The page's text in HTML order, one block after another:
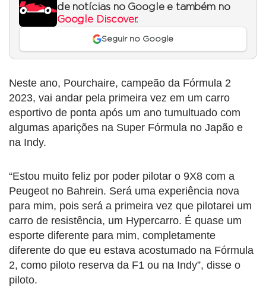
de notícias no Google e também no
Google Discover.
Seguir no Google
Neste ano, Pourchaire, campeão da Fórmula 2
2023, vai andar pela primeira vez em um carro
esportivo de ponta após um ano tumultuado com
algumas aparições na Super Fórmula no Japão e
na Indy.
“Estou muito feliz por poder pilotar o 9X8 com a
Peugeot no Bahrein. Será uma experiência nova
para mim, pois será a primeira vez que pilotarei um
carro de resistência, um Hypercarro. É quase um
esporte diferente para mim, completamente
diferente do que eu estava acostumado na Fórmula
2, como piloto reserva da F1 ou na Indy”, disse o
piloto.